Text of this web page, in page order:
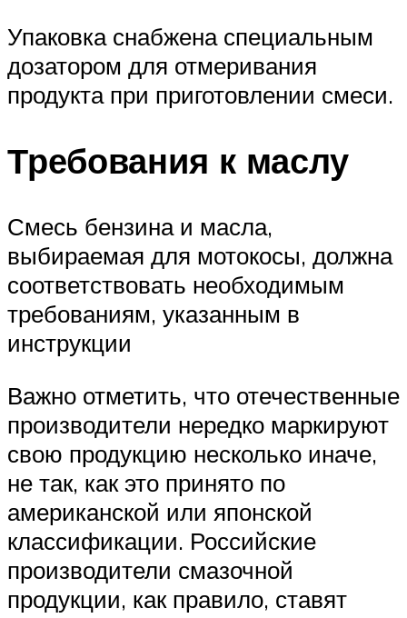
Упаковка снабжена специальным
дозатором для отмеривания
продукта при приготовлении смеси.
Требования к маслу
Смесь бензина и масла,
выбираемая для мотокосы, должна
соответствовать необходимым
требованиям, указанным в
инструкции
Важно отметить, что отечественные
производители нередко маркируют
свою продукцию несколько иначе,
не так, как это принято по
американской или японской
классификации. Российские
производители смазочной
продукции, как правило, ставят